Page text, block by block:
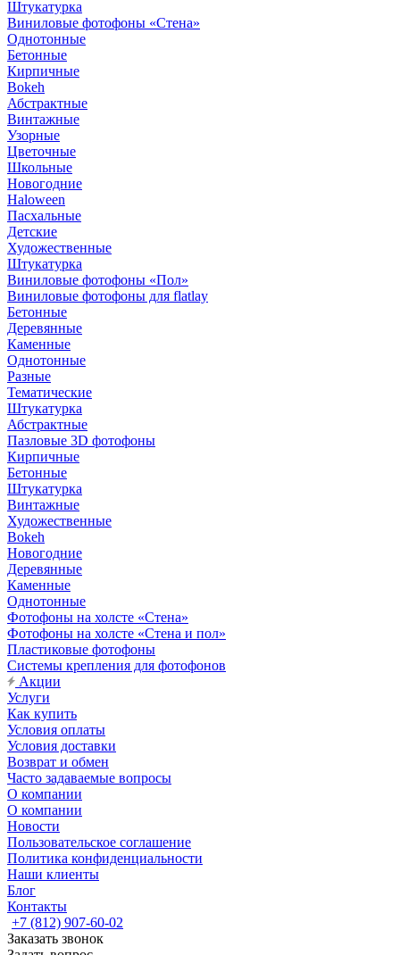
Штукатурка
Виниловые фотофоны «Стена»
Однотонные
Бетонные
Кирпичные
Bokeh
Абстрактные
Винтажные
Узорные
Цветочные
Школьные
Новогодние
Haloween
Пасхальные
Детские
Художественные
Штукатурка
Виниловые фотофоны «Пол»
Виниловые фотофоны для flatlay
Бетонные
Деревянные
Каменные
Однотонные
Разные
Тематические
Штукатурка
Абстрактные
Пазловые 3D фотофоны
Кирпичные
Бетонные
Штукатурка
Винтажные
Художественные
Bokeh
Новогодние
Деревянные
Каменные
Однотонные
Фотофоны на холсте «Стена»
Фотофоны на холсте «Стена и пол»
Пластиковые фотофоны
Системы крепления для фотофонов
Акции
Услуги
Как купить
Условия оплаты
Условия доставки
Возврат и обмен
Часто задаваемые вопросы
О компании
О компании
Новости
Пользовательское соглашение
Политика конфиденциальности
Наши клиенты
Блог
Контакты
+7 (812) 907-60-02
Заказать звонок